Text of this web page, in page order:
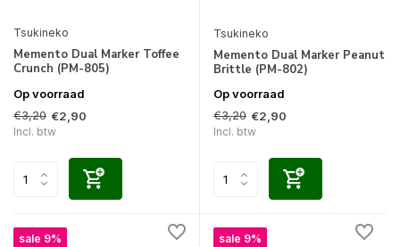
Tsukineko
Memento Dual Marker Toffee
Crunch (PM-805)
Op voorraad
€3,20 €2,90
Incl. btw
Tsukineko
Memento Dual Marker Peanut
Brittle (PM-802)
Op voorraad
€3,20 €2,90
Incl. btw
sale 9% sale 9%